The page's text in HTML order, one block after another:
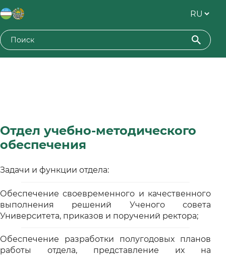
Отдел учебно-методического
обеспечения
Задачи и функции отдела:
Обеспечение своевременного и качественного
выполнения решений Ученого совета
Университета, приказов и поручений ректора;
Обеспечение разработки полугодовых планов
работы отдела, представление их на